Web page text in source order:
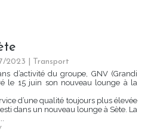
2023
Transport
d’activité du groupe, GNV (Grandi
le 15 juin son nouveau lounge à la
d’une qualité toujours plus élevée
dans un nouveau lounge à Sète. La